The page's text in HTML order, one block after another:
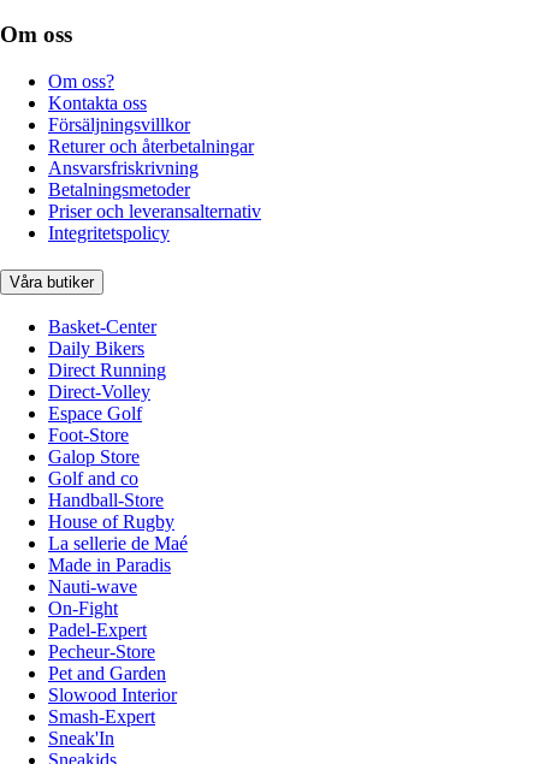
Om oss
Om oss?
Kontakta oss
Försäljningsvillkor
Returer och återbetalningar
Ansvarsfriskrivning
Betalningsmetoder
Priser och leveransalternativ
Integritetspolicy
Våra butiker
Basket-Center
Daily Bikers
Direct Running
Direct-Volley
Espace Golf
Foot-Store
Galop Store
Golf and co
Handball-Store
House of Rugby
La sellerie de Maé
Made in Paradis
Nauti-wave
On-Fight
Padel-Expert
Pecheur-Store
Pet and Garden
Slowood Interior
Smash-Expert
Sneak'In